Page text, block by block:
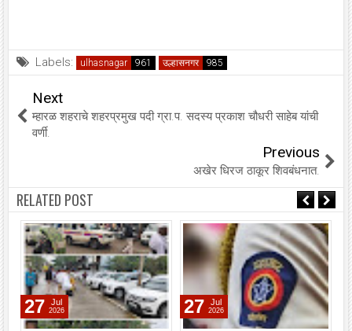
Labels: ulhasnagar उल्हासनगर
Next
म्हारळ शहराचे शहरप्रमुख पदी ग्रा.प. सदस्य प्रकाश चौधरी साहेब यांची
वर्णी.
Previous
अखेर धिरज ठाकूर शिवबंधनात.
RELATED POST
27 Jul
2026 27 Jul
2026